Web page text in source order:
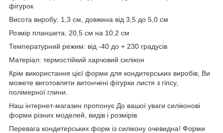
фігурок
Висота виробу: 1,3 см, довжина від 3,5 до 5,0 см
Розмір планшета: 20,5 см на 10,2 см
Температурний режим: від -40 до + 230 градусів
Матеріал: термостійкий харчовий силікон
Крім використання цієї форми для кондитерських виробів, Ви
можете виготовляти витончені фігурки листя з гіпсу,
полімерної глини.
Наш інтернет-магазин пропонує До вашої уваги силіконові
форми різних моделей, видів і розмірів.
Перевага кондитерських форм із силікону очевидна! Форми